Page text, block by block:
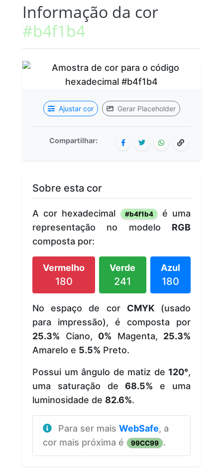
Informação da cor
#b4f1b4
Ajustar cor Gerar Placeholder
Compartilhar:
Sobre esta cor
A cor hexadecimal #b4f1b4 é uma
representação no modelo RGB
composta por:
Vermelho
180
Verde
241
Azul
180
No espaço de cor CMYK(usado
para impressão), é composta por
25.3% Ciano, 0% Magenta, 25.3%
Amarelo e 5.5% Preto.
Possui um ângulo de matiz de 120°,
uma saturação de68.5% e uma
luminosidade de 82.6%.
Para ser mais WebSafe, a
cor mais próxima é
99CC99 .